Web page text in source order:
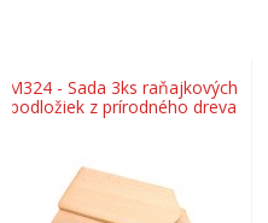
M324 - Sada 3ks raňajkových
podložiek z prírodného dreva